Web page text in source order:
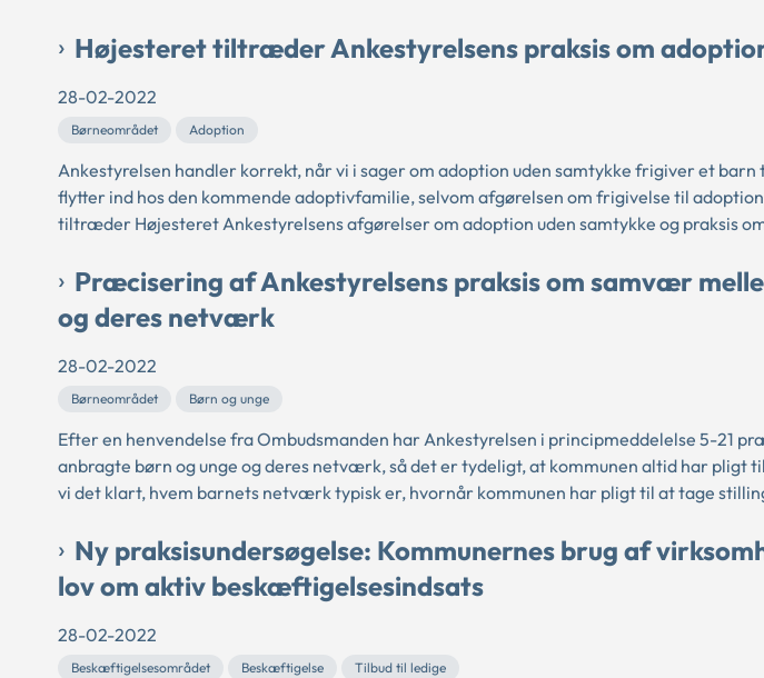
Højesteret tiltræder Ankestyrelsens praksis om
28-02-2022
Børneområdet Adoption
Ankestyrelsen handler korrekt, når vi i sager om adoption uden samtykke frigiver et
flytter ind hos den kommende adoptivfamilie, selvom afgørelsen om frigivelse til
tiltræder Højesteret Ankestyrelsens afgørelser om adoption uden samtykke og praksis
Præcisering af Ankestyrelsens praksis om samvær
og deres netværk
28-02-2022
Børneområdet Børn og unge
Efter en henvendelse fra Ombudsmanden har Ankestyrelsen i principmeddelelse 5-21
anbragte børn og unge og deres netværk, så det er tydeligt, at kommunen altid har
vi det klart, hvem barnets netværk typisk er, hvornår kommunen har pligt til at tage
Ny praksisundersøgelse: Kommunernes brug af
lov om aktiv beskæftigelsesindsats
28-02-2022
Beskæftigelsesområdet Beskæftigelse Tilbud til ledige